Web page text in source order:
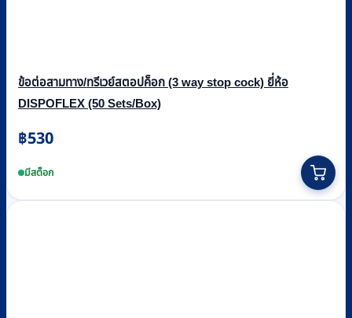
ข้อต่อสามทาง/ทรีเวย์สตอปค็อก (3 way stop cock) ยี่ห้อ
DISPOFLEX (50 Sets/Box)
฿530
มีสต็อก